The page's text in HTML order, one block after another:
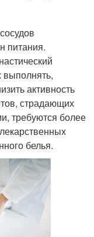
питания.
выполнять,
активность
страдающих
требуются более
белья.